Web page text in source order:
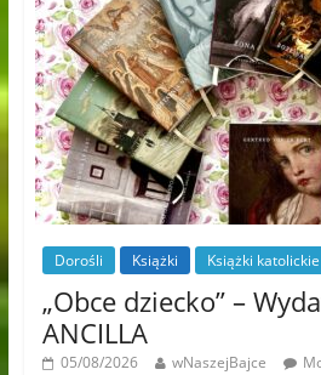
Dorośli Książki Książki katolickie
„Obce dziecko” –
ANCILLA
05/08/2026 wNaszejBajce